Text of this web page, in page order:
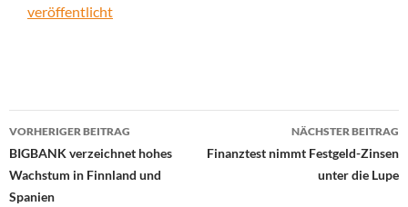
veröffentlicht
Beitrags-
Navigation
VORHERIGER BEITRAG
BIGBANK verzeichnet hohes
Wachstum in Finnland und
Spanien
NÄCHSTER BEITRAG
Finanztest nimmt Festgeld-Zinsen
unter die Lupe